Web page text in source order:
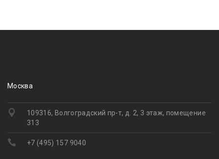
Москва
109316, Волгоградский пр-т, д. 2, 3 этаж, помещение
313
+7 (495) 157 9040